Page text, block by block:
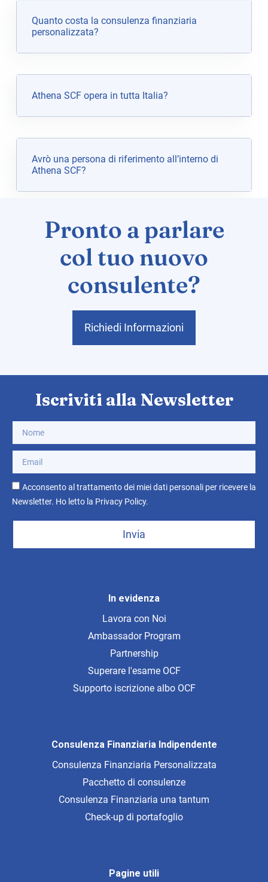
Quanto costa la consulenza finanziaria
personalizzata?
Athena SCF opera in tutta Italia?
Avrò una persona di riferimento all’interno di
Athena SCF?
Pronto a parlare
col tuo nuovo
consulente?
Richiedi Informazioni
Pagine utili
Consulenza Finanziaria Indipendente
Consulenza Finanziaria Personalizzata
Pacchetto di consulenze
Consulenza Finanziaria una tantum
Check-up di portafoglio
In evidenza
Lavora con Noi
Ambassador Program
Partnership
Superare l'esame OCF
Supporto iscrizione albo OCF
Iscriviti alla Newsletter
Acconsento al trattamento dei miei dati personali per ricevere la
Newsletter. Ho letto la Privacy Policy.
Invia